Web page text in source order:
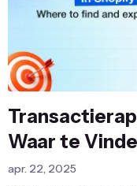
Waar te
apr. 22, 2025